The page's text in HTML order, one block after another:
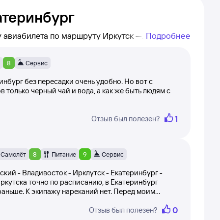
по маршруту Иркутск —
10 (время вылета самолёта, вежливость
никак не корректируются и остаются в том
прочитав отзывы клиентов Туту.
сформировать правильные ожидания
Подробнее
8 Сервис
без пересадки очень удобно. Но вот с
только черный чай и вода, а как же быть людям с
Отзыв был полезен? 1
Самолёт 8 Питание 9 Сервис
- Владивосток - Ирклутск - Екатеринбург -
точно по расписанию, в Екатеринбург
К экипажу нареканий нет. Перед моим
была решена. В салоне слабо работала
Отзыв был полезен? 0